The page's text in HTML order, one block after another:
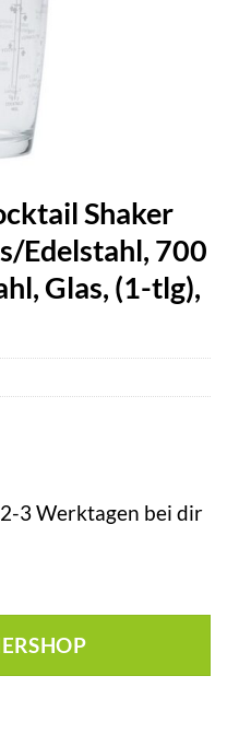
Shaker
Edelstahl, 700
Glas, (1-tlg),
3 Werktagen bei dir